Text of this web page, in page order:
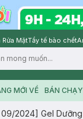
Rửa MặtTẩy tế bào chết
MỚI VỀ BÁN CHẠY
09/2024] Gel